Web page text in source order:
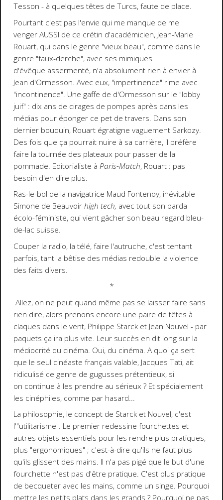
Tesson - à quelques têtes de Turcs, faute de place.
Pourtant c'est pas l'envie qui me manque de me
venger AUSSI de ce crétin d'académicien, Jean-Marie
Rouart, qui dans le genre "vieux beau", comme dans le
genre "faux-derche", avec ses mimiques
d'évêque assermenté, n'a absolument rien à envier à
Jean d'Ormesson. Avec eux, "impertinence" rime avec
"incontinence". Une gaffe de d'Ormesson sur le "lobby
juif" : dix ans de cirages de pompes après dans les
médias pour éponger ce pet de travers. Dans son
dernier bouquin, Rouart égratigne vaguement Sarkozy.
Des fois que ça pourrait nuire à sa carrière, il préfère
faire la tournée des plateaux pour passer de la
pommade. Editorialiste à Paris-Match, Rouart : pas
besoin d'en dire plus.
Ras-le-bol de la navigatrice Maud Fontenoy, inévitable
Simone de Beauvoirhigh tech, avec tout son barda
écolo-féministe, qui vient gâcher son beau regard bleu-
de-lac suisse.
Couper la radio, la télé, faire l'autruche, c'est tentant
parfois, tant la bêtise des médias redouble la violence
des faits divers.
*
Allez, on ne peut quand même pas se laisser faire sans
rien dire, alors prenons encore une paire de têtes à
claques dans le vent, Philippe Starck et Jean Nouvel - par
paquets ça ira plus vite. Leur succès en dit long sur la
médiocrité du cinéma. Oui, du cinéma. A quoi ça sert
que le seul cinéaste français valable, Jacques Tati, ait
ridiculisé ce genre de gugusses prétentieux, si
on continue à les prendre au sérieux ? Et spécialement
les cinéphiles, comme par hasard...
La philosophie, le concept de Starck et Nouvel, c'est
l'"utilitarisme". Le premier redessine fourchettes et
autres objets essentiels pour les rendre plus pratiques,
plus "ergonomiques" ; c'est-à-dire qu'ils ne faut plus
qu'ils glissent des mains. Il n'a pas pigé que le but d'une
fourchette n'est pas d'être pratique. C'est plus pratique
de becqueter avec les mains, comme un singe. Pourquoi